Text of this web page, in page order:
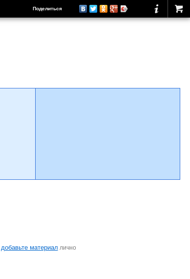
Поделиться
добавьте материал лично